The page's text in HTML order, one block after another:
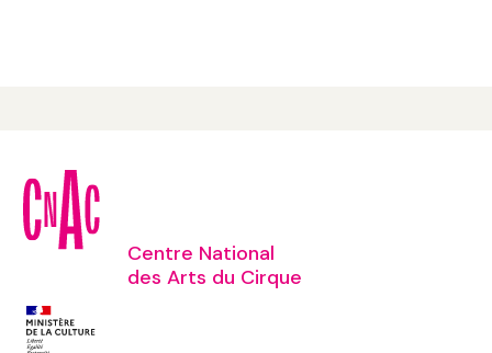
Centre National
des Arts du Cirque